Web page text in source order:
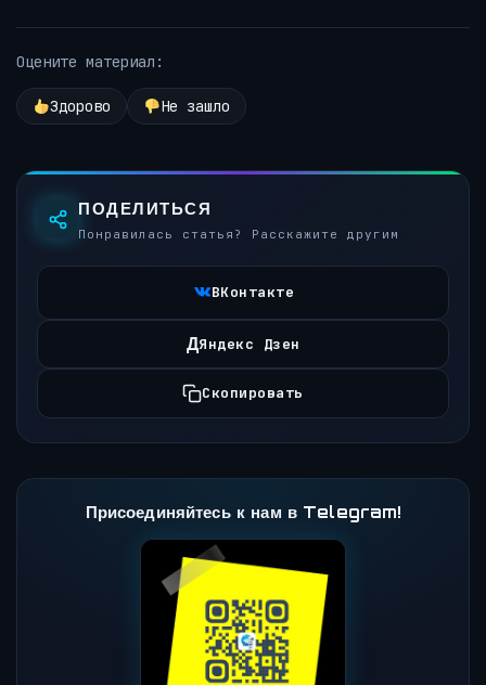
Оцените материал:
Здорово Не зашло
ПОДЕЛИТЬСЯ
Понравилась статья? Расскажите другим
ВКонтакте
ДЯндекс Дзен
Скопировать
Присоединяйтесь к нам в Telegram!